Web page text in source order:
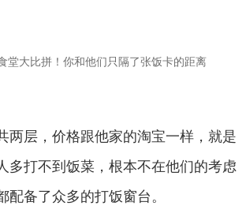
层，价格跟他家的淘宝一样，就是
多打不到饭菜，根本不在他们的考虑
配备了众多的打饭窗台。